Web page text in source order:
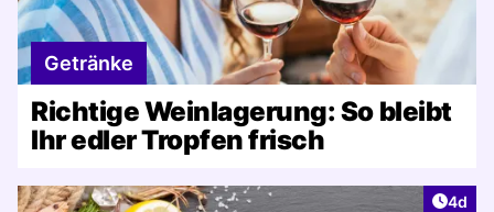
Getränke
Richtige Weinlagerung: So bleibt
Ihr edler Tropfen frisch
4d